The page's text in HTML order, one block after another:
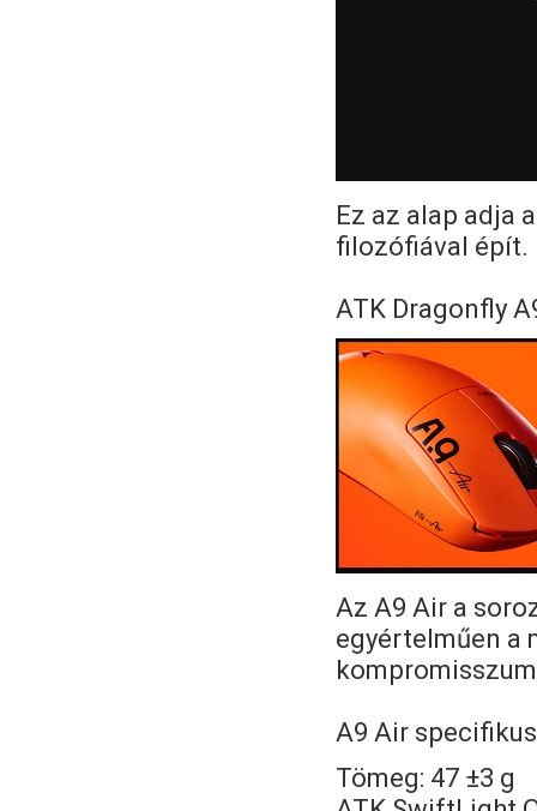
Ez az alap adja
filozófiával épít.
ATK Dragonfly
Az A9 Air a
egyértelműen a
A9 Air
Tömeg: 47 ±3 g